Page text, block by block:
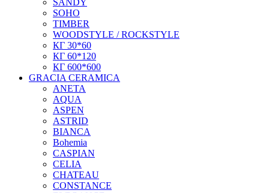
SANDY
SOHO
TIMBER
WOODSTYLE / ROCKSTYLE
КГ 30*60
КГ 60*120
КГ 600*600
GRACIA CERAMICA
ANETA
AQUA
ASPEN
ASTRID
BIANCA
Bohemia
CASPIAN
CELIA
CHATEAU
CONSTANCE